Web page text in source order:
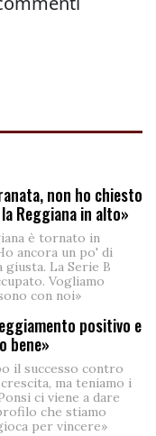
non ho chiesto
Reggiana in alto»
è tornato in
ancora un po' di
La Serie B
Vogliamo
con noi»
positivo e
bene»
il successo contro
ma teniamo i
ci viene a dare
che stiamo
per vincere»